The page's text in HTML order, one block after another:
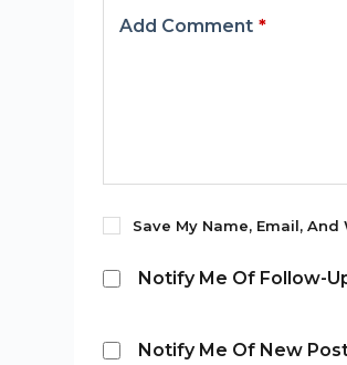
Add Comment *
Save My Name, Email,
Notify Me Of Follow-
Notify Me Of New